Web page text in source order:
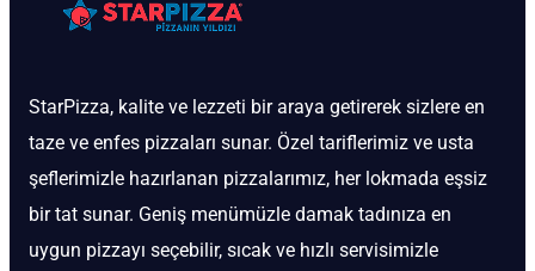
StarPizza, kalite ve lezzeti bir araya getirerek sizlere en
taze ve enfes pizzaları sunar. Özel tariflerimiz ve usta
şeflerimizle hazırlanan pizzalarımız, her lokmada eşsiz
bir tat sunar. Geniş menümüzle damak tadınıza en
uygun pizzayı seçebilir, sıcak ve hızlı servisimizle